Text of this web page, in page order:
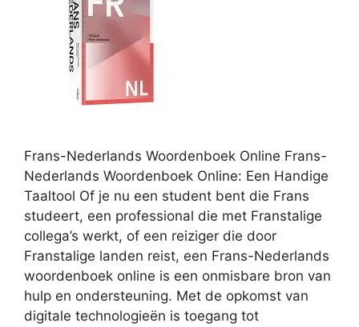
Frans-Nederlands Woordenboek Online Frans-
Nederlands Woordenboek Online: Een Handige
Taaltool Of je nu een student bent die Frans
studeert, een professional die met Franstalige
collega’s werkt, of een reiziger die door
Franstalige landen reist, een Frans-Nederlands
woordenboek online is een onmisbare bron van
hulp en ondersteuning. Met de opkomst van
digitale technologieën is toegang tot